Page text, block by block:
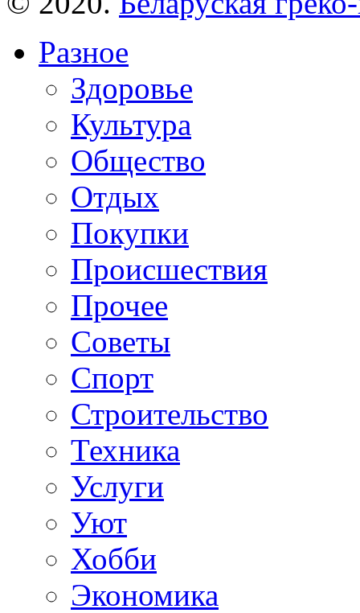
Разное
Здоровье
Культура
Общество
Отдых
Покупки
Происшествия
Прочее
Советы
Спорт
Строительство
Техника
Услуги
Уют
Хобби
Экономика